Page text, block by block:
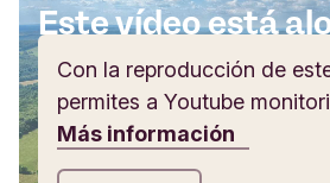
Este vídeo está
Youtube
Con la reproducción de
permites a Youtube
Más información